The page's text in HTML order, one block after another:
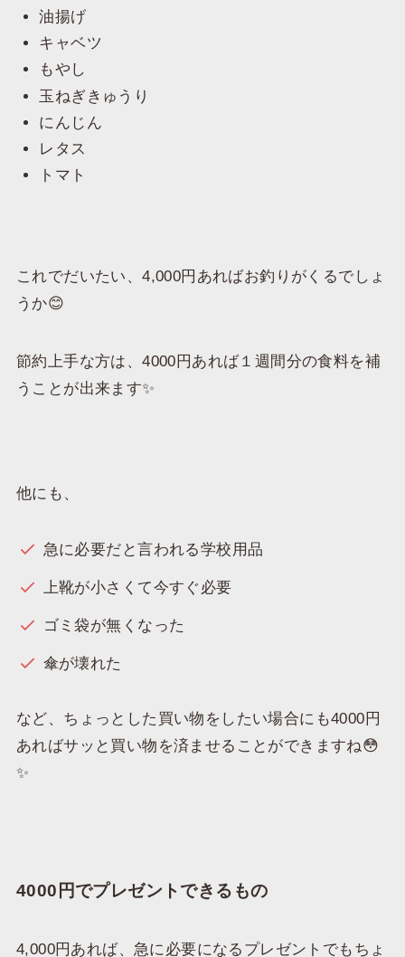
油揚げ
キャベツ
もやし
玉ねぎきゅうり
にんじん
レタス
トマト
これでだいたい、4,000円あればお釣りがくるでしょ
うか😊
節約上手な方は、4000円あれば１週間分の食料を補
うことが出来ます✨
他にも、
急に必要だと言われる学校用品
上靴が小さくて今すぐ必要
ゴミ袋が無くなった
傘が壊れた
など、ちょっとした買い物をしたい場合にも4000円
あればサッと買い物を済ませることができますね😳
✨
4000円でプレゼントできるもの
4,000円あれば、急に必要になるプレゼントでもちょ